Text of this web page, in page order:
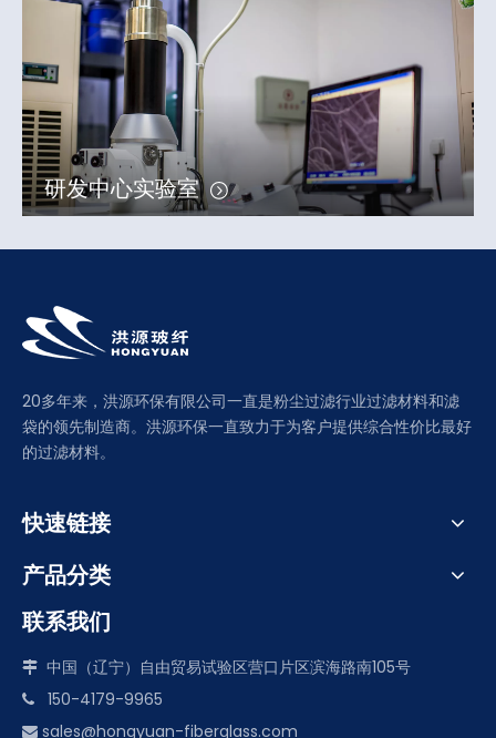
研发中心实验室
20多年来，洪源环保有限公司一直是粉尘过滤行业过滤材料和滤
袋的领先制造商。洪源环保一直致力于为客户提供综合性价比最好
的过滤材料。
快速链接
产品分类
联系我们
 中国（辽宁）自由贸易试验区营口片区滨海路南105号
 150-4179-9965
 sales@hongyuan-fiberglass.com